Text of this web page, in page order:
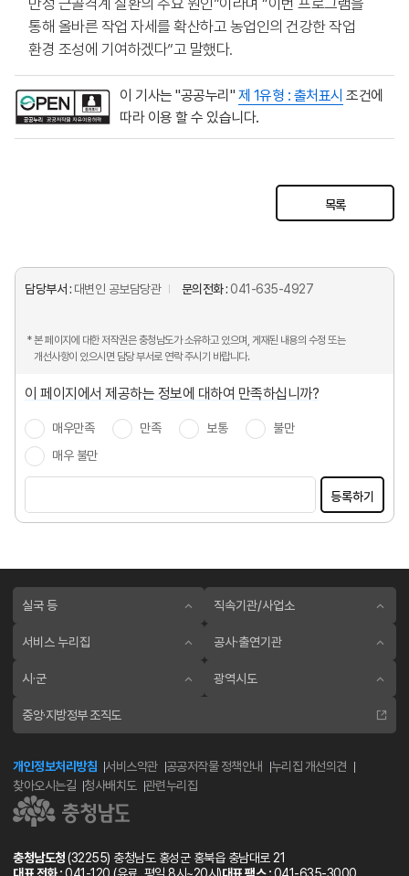
만성 근골격계 질환의 주요 원인”이라며 “이번 프로그램을
통해 올바른 작업 자세를 확산하고 농업인의 건강한 작업
환경 조성에 기여하겠다”고 말했다.
이 기사는 "공공누리" 제 1유형 : 출처표시 조건에
따라 이용 할 수 있습니다.
목록
담당부서 : 대변인 공보담당관 문의전화 : 041-635-4927
* 본 페이지에 대한 저작권은 충청남도가 소유하고 있으며, 게재된 내용의 수정 또는
개선사항이 있으시면 담당 부서로 연락 주시기 바랍니다.
이 페이지에서 제공하는 정보에 대하여 만족하십니까?
매우만족 만족 보통
불만
매우 불만
등록하기
실국 등 직속기관/사업소
서비스 누리집 공사·출연기관
시·군 광역시도
중앙·지방정부 조직도
개인정보처리방침 서비스약관 공공저작물 정책안내
누리집 개선의견
찾아오시는길
청사배치도 관련누리집
충청남도청(32255) 충청남도 홍성군 홍북읍 충남대로 21